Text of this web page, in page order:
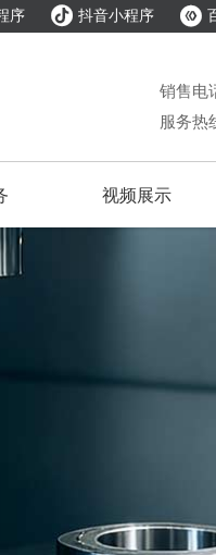
序  抖音小程序 
销售电
服务热
视频展示